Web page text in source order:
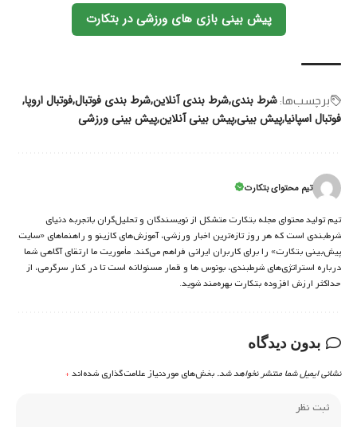
پیش بینی بازی های ورزشی در بتکارت
برچسب‌‌ها: شرط بندیشرط بندی آنلاینشرط بندی فوتبالفوتبال اروپا
فوتبال اسپانیاپیش بینیپیش بینی آنلاینپیش بینی ورزشی
تیم محتوای بتکارت
تیم تولید محتوای مجله بتکارت متشکل از نویسندگان و تحلیل‌گران باتجربه دنیای
شرط‌بندی است که هر روز تازه‌ترین اخبار ورزشی، آموزش‌های کازینو و راهنماهای «سایت
پیش‌بینی بتکارت» را برای کاربران ایرانی فراهم می‌کند. مأموریت ما ارتقای آگاهی شما
درباره استراتژی‌های شرطبندی، بونوس ها و قمار مسئولانه است تا در کنار سرگرمی، از
حداکثر ارزش افزوده بتکارت بهره‌مند شوید.
بدون دیدگاه
نشانی ایمیل شما منتشر نخواهد شد. بخش‌های موردنیاز علامت‌گذاری شده‌اند*